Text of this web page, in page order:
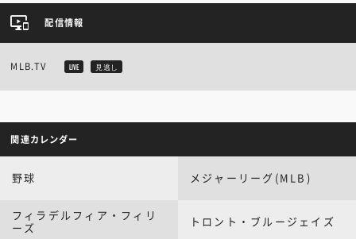
配信情報
MLB.TV LIVE 見逃し
関連カレンダー
野球 メジャーリーグ(MLB)
フィラデルフィア・フィリ
ーズ
トロント・ブルージェイズ